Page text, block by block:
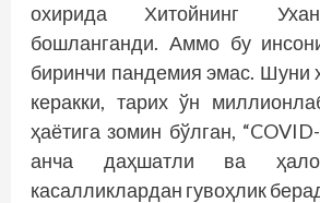
охирида Хитойнинг
бошланганди. Аммо бу
биринчи пандемия эмас. Шуни
керакки, тарих ўн
ҳаётига зомин бўлган,
анча даҳшатли ва
касалликлардан гувоҳлик